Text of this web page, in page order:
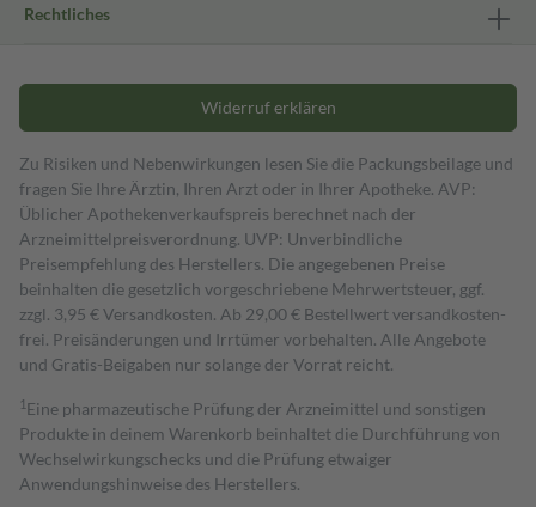
Rechtliches
Widerruf erklären
Zu Risiken und Nebenwirkungen lesen Sie die Packungsbeilage und
fragen Sie Ihre Ärztin, Ihren Arzt oder in Ihrer Apotheke. AVP:
Üblicher Apothekenverkaufspreis berechnet nach der
Arzneimittelpreisverordnung. UVP: Unverbindliche
Preisempfehlung des Herstellers. Die angegebenen Preise
beinhalten die gesetzlich vorgeschriebene Mehrwertsteuer, ggf.
zzgl. 3,95 € Versandkosten. Ab 29,00 € Bestell­wert versand­kosten­
frei. Preisänderungen und Irrtümer vorbehalten. Alle Angebote
und Gratis-Beigaben nur solange der Vorrat reicht.
1 Eine pharmazeutische Prüfung der Arzneimittel und sonstigen
Produkte in deinem Warenkorb beinhaltet die Durchführung von
Wechselwirkungschecks und die Prüfung etwaiger
Anwendungshinweise des Herstellers.